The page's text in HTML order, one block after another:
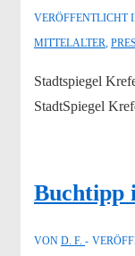
VERÖFFENTLICHT
MITTELALTER,
Stadtspiegel
StadtSpiegel
Buchtipp
VON D. F.